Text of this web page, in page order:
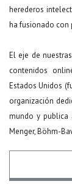
herederos
ha fusionado con
El eje de
contenidos
Estados Unidos
organización
mundo y publica
Menger, Böhm-